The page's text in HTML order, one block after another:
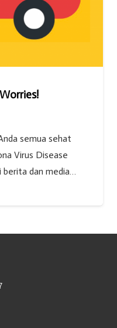
semua sehat
Virus Disease
berita dan media…